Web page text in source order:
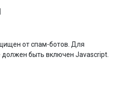
от спам-ботов. Для
должен быть включен Javascript.